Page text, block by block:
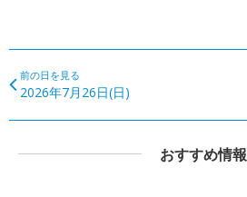
前の日を見る
2026年7月26日(日)
おすすめ情報